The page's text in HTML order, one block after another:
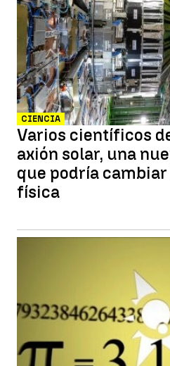
CIENCIA
Varios científicos
axión solar, una
que podría
física